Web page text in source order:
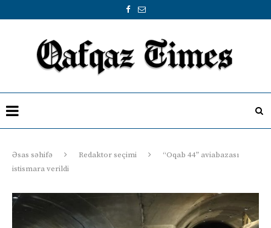
Əsas səhifə Redaktor seçimi
“Oqab 44” aviabazası
istismara verildi